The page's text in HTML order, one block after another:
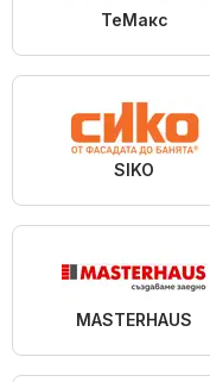
ТеMакс
SIKO
MASTERHAUS